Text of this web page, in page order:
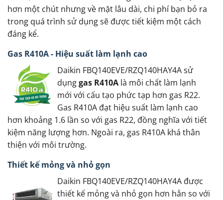
hơn một chút nhưng về mặt lâu dài, chi phí bạn bỏ ra
trong quá trình sử dụng sẽ được tiết kiệm một cách
đáng kể.
Gas R410A - Hiệu suất làm lạnh cao
Daikin FBQ140EVE/RZQ140HAY4A sử
dụnggas R410A là môi chất làm lạnh
mới với cấu tạo phức tạp hơn gas R22.
Gas R410A đạt hiệu suất làm lạnh cao
hơn khoảng 1.6 lần so với gas R22, đồng nghĩa với tiết
kiệm năng lượng hơn. Ngoài ra, gas R410A khá thân
thiện với môi trường.
Thiết kế mỏng và nhỏ gọn
Daikin FBQ140EVE/RZQ140HAY4A được
thiết kế mỏng và nhỏ gọn hơn hẳn so với